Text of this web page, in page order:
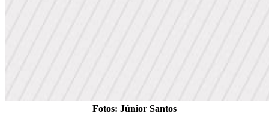
Fotos: Júnior Santos